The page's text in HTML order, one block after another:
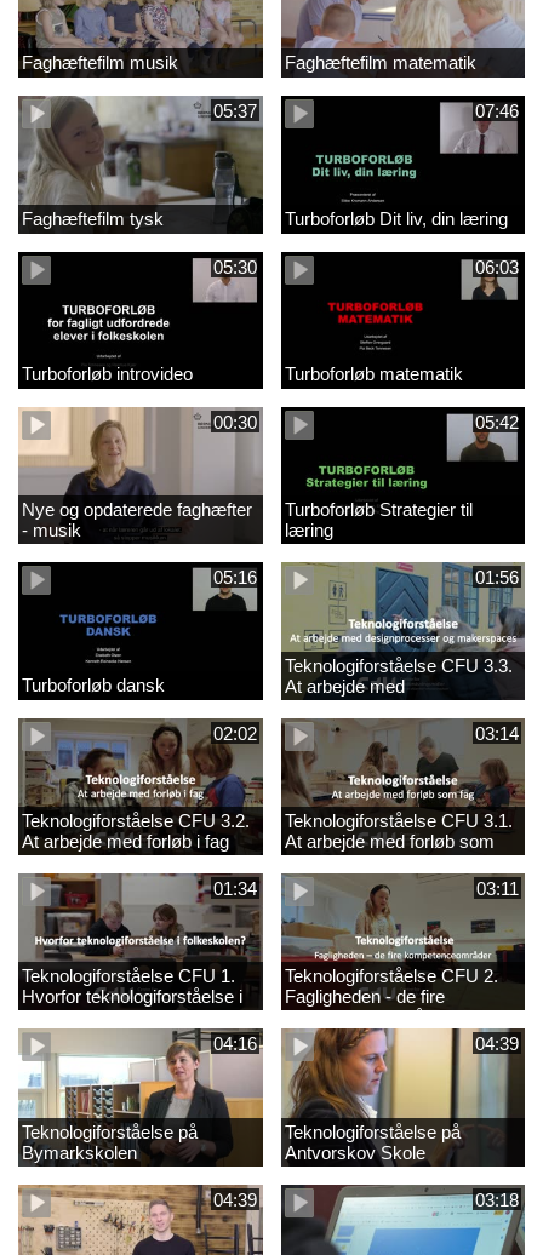
Faghæftefilm musik Faghæftefilm matematik
05:37
Faghæftefilm tysk
07:46
Turboforløb Dit liv, din læring
05:30
Turboforløb introvideo
06:03
Turboforløb matematik
00:30
Nye og opdaterede faghæfter
- musik
05:42
Turboforløb Strategier til
læring
05:16
Turboforløb dansk
01:56
Teknologiforståelse CFU 3.3.
At arbejde med
designprocesser og
makerspaces
02:02
Teknologiforståelse CFU 3.2.
At arbejde med forløb i fag
03:14
Teknologiforståelse CFU 3.1.
At arbejde med forløb som
fag
01:34
Teknologiforståelse CFU 1.
Hvorfor teknologiforståelse i
folkeskolen?
03:11
Teknologiforståelse CFU 2.
Fagligheden - de fire
kompetenceområder
04:16
Teknologiforståelse på
Bymarkskolen
04:39
Teknologiforståelse på
Antvorskov Skole
04:39 03:18